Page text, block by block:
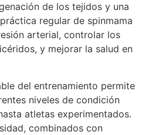
de los tejidos y una
regular de spinmama
arterial, controlar los
y mejorar la salud en
del entrenamiento permite
niveles de condición
atletas experimentados.
combinados con